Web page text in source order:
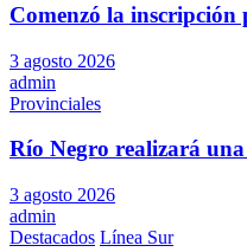
Comenzó la inscripción
3 agosto 2026
admin
Provinciales
Río Negro realizará
3 agosto 2026
admin
Destacados Línea Sur